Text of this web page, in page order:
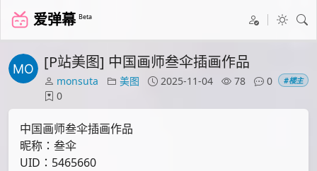
爱弹幕 Beta
[P站美图] 中国画师叁伞插画作品
monsuta 美图 2025-11-04 78
0
0
#楼主
中国画师叁伞插画作品
昵称：叁伞
UID：5465660